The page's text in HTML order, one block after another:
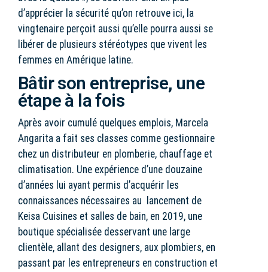
d’apprécier la sécurité qu’on retrouve ici, la
vingtenaire perçoit aussi qu’elle pourra aussi se
libérer de plusieurs stéréotypes que vivent les
femmes en Amérique latine.
Bâtir son entreprise, une
étape à la fois
Après avoir cumulé quelques emplois, Marcela
Angarita a fait ses classes comme gestionnaire
chez un distributeur en plomberie, chauffage et
climatisation. Une expérience d’une douzaine
d’années lui ayant permis d’acquérir les
connaissances nécessaires au lancement de
Keisa Cuisines et salles de bain, en 2019, une
boutique spécialisée desservant une large
clientèle, allant des designers, aux plombiers, en
passant par les entrepreneurs en construction et